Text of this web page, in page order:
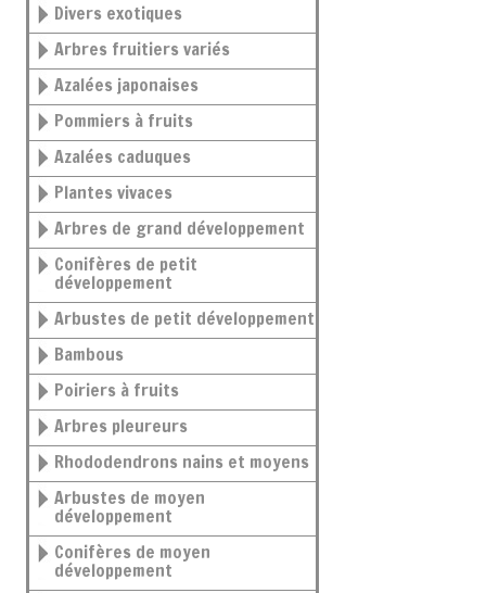
Divers exotiques
Arbres fruitiers variés
Azalées japonaises
Pommiers à fruits
Azalées caduques
Plantes vivaces
Arbres de grand développement
Conifères de petit
développement
Arbustes de petit développement
Bambous
Poiriers à fruits
Arbres pleureurs
Rhododendrons nains et moyens
Arbustes de moyen
développement
Conifères de moyen
développement